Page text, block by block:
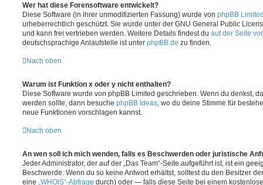
Wer hat diese Forensoftware entwickelt?
Diese Software (in ihrer unmodifizierten Fassung) wurde von phpBB
urheberrechtlich geschützt. Sie wurde unter der GNU General Public
und kann frei vertrieben werden. Weitere Details findest du auf der Seite
deutschsprachige Anlaufstelle ist unter phpBB.de zu finden.
Nach oben
Warum ist Funktion x oder y nicht enthalten?
Diese Software wurde von phpBB Limited geschrieben. Wenn du denkst,
werden sollte, dann besuche phpBB Ideas , wo du deine Stimme für
neue Funktionen vorschlagen kannst.
Nach oben
An wen soll ich mich wenden, falls es Beschwerden oder juristische
Jeder Administrator, der auf der „Das Team“-Seite aufgeführt ist, ist ein
Beschwerde. Wenn du so keine Antwort erhältst, solltest du den Besitzer
eine „WHOIS“-Abfrage durch) oder — falls diese Seite bei einem